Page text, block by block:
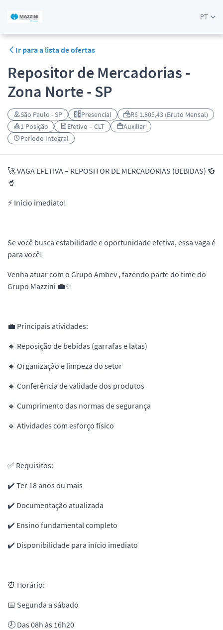
PT
Ir para a lista de ofertas
Repositor de Mercadorias -
Zona Norte - SP
São Paulo - SP Presencial
R$ 1.805,43 (Bruto Mensal)
1 Posição
Efetivo – CLT
Auxiliar
Período Integral
🚀 VAGA EFETIVA – REPOSITOR DE MERCADORIAS (BEBIDAS) 🍻
🥤
⚡ Início imediato!
Se você busca estabilidade e oportunidade efetiva, essa vaga é
para você!
Venha atuar com o Grupo Ambev , fazendo parte do time do
Grupo Mazzini 💼✨
💼 Principais atividades:
🔹 Reposição de bebidas (garrafas e latas)
🔹 Organização e limpeza do setor
🔹 Conferência de validade dos produtos
🔹 Cumprimento das normas de segurança
🔹 Atividades com esforço físico
✅ Requisitos:
✔️ Ter 18 anos ou mais
✔️ Documentação atualizada
✔️ Ensino fundamental completo
✔️ Disponibilidade para início imediato
⏰ Horário:
📅 Segunda a sábado
🕗 Das 08h às 16h20